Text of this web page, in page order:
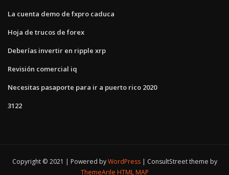
La cuenta demo de fxpro caduca
Hoja de trucos de forex
Deberías invertir en ripple xrp
Revisión comercial iq
Necesitas pasaporte para ir a puerto rico 2020
3122
Copyright © 2021 | Powered byWordPress
ConsultStreet theme by
ThemeArile HTML MAP